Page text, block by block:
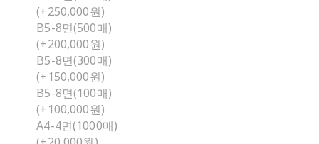
(+250,000원)
B5-8면(500매)
(+200,000원)
B5-8면(300매)
(+150,000원)
B5-8면(100매)
(+100,000원)
A4-4면(1000매)